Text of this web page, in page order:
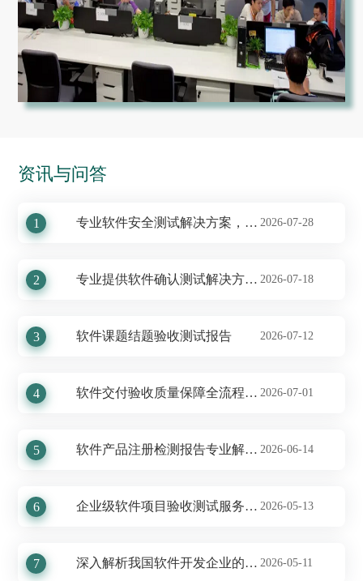
资讯与问答
1 专业软件安全测试解决方案，守护信息安全防线 2026-07-28
2 专业提供软件确认测试解决方案——XX科技软件确认测试报告深度剖析 2026-07-18
3 软件课题结题验收测试报告 2026-07-12
4 软件交付验收质量保障全流程解析 2026-07-01
5 软件产品注册检测报告专业解析及公司亮点 2026-06-14
6 企业级软件项目验收测试服务全面解析 2026-05-13
7 深入解析我国软件开发企业的专业软件测试服务 2026-05-11